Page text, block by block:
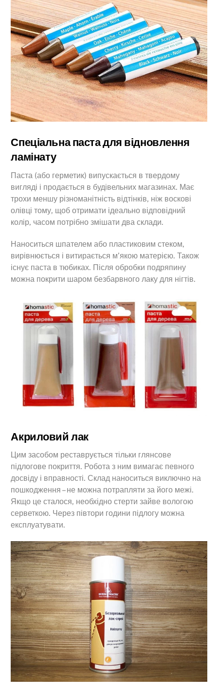
Спеціальна паста для відновлення
ламінату
Паста (або герметик) випускається в твердому
вигляді і продається в будівельних магазинах. Має
трохи меншу різноманітність відтінків, ніж воскові
олівці тому, щоб отримати ідеально відповідний
колір, часом потрібно змішати два склади.
Наноситься шпателем або пластиковим стеком,
вирівнюється і витирається м’якою матерією. Також
існує паста в тюбиках. Після обробки подряпину
можна покрити шаром безбарвного лаку для нігтів.
Акриловий лак
Цим засобом реставрується тільки глянсове
підлогове покриття. Робота з ним вимагає певного
досвіду і вправності. Склад наноситься виключно на
пошкодження – не можна потрапляти за його межі.
Якщо це сталося, необхідно стерти зайве вологою
серветкою. Через півтори години підлогу можна
експлуатувати.